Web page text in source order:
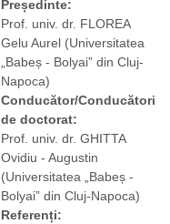
Președinte:
Prof. univ. dr. FLOREA
Gelu Aurel (Universitatea
„Babeș - Bolyai” din Cluj-
Napoca)
Conducător/Conducători
de doctorat:
Prof. univ. dr. GHITTA
Ovidiu - Augustin
(Universitatea „Babeș -
Bolyai” din Cluj-Napoca)
Referenți: